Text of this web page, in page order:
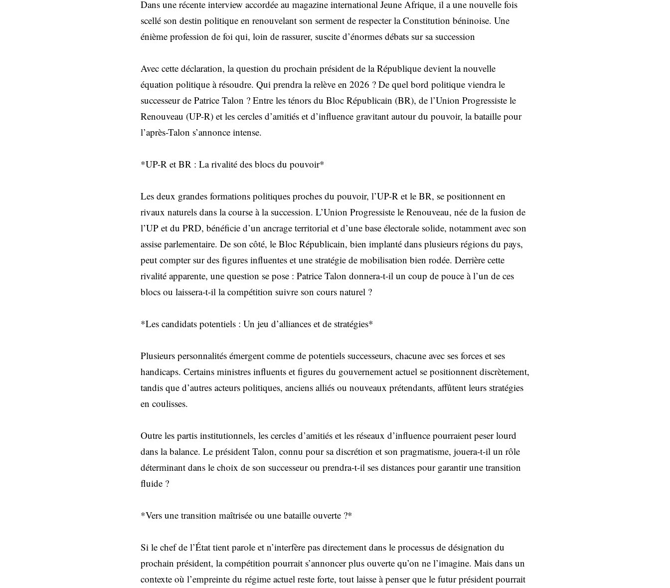
Dans une récente interview accordée au magazine international Jeune Afrique, il a une nouvelle fois
scellé son destin politique en renouvelant son serment de respecter la Constitution béninoise. Une
énième profession de foi qui, loin de rassurer, suscite d’énormes débats sur sa succession
Avec cette déclaration, la question du prochain président de la République devient la nouvelle
équation politique à résoudre. Qui prendra la relève en 2026 ? De quel bord politique viendra le
successeur de Patrice Talon ? Entre les ténors du Bloc Républicain (BR), de l’Union Progressiste le
Renouveau (UP-R) et les cercles d’amitiés et d’influence gravitant autour du pouvoir, la bataille pour
l’après-Talon s’annonce intense.
*UP-R et BR : La rivalité des blocs du pouvoir*
Les deux grandes formations politiques proches du pouvoir, l’UP-R et le BR, se positionnent en
rivaux naturels dans la course à la succession. L’Union Progressiste le Renouveau, née de la fusion de
l’UP et du PRD, bénéficie d’un ancrage territorial et d’une base électorale solide, notamment avec son
assise parlementaire. De son côté, le Bloc Républicain, bien implanté dans plusieurs régions du pays,
peut compter sur des figures influentes et une stratégie de mobilisation bien rodée. Derrière cette
rivalité apparente, une question se pose : Patrice Talon donnera-t-il un coup de pouce à l’un de ces
blocs ou laissera-t-il la compétition suivre son cours naturel ?
*Les candidats potentiels : Un jeu d’alliances et de stratégies*
Plusieurs personnalités émergent comme de potentiels successeurs, chacune avec ses forces et ses
handicaps. Certains ministres influents et figures du gouvernement actuel se positionnent discrètement,
tandis que d’autres acteurs politiques, anciens alliés ou nouveaux prétendants, affûtent leurs stratégies
en coulisses.
Outre les partis institutionnels, les cercles d’amitiés et les réseaux d’influence pourraient peser lourd
dans la balance. Le président Talon, connu pour sa discrétion et son pragmatisme, jouera-t-il un rôle
déterminant dans le choix de son successeur ou prendra-t-il ses distances pour garantir une transition
fluide ?
*Vers une transition maîtrisée ou une bataille ouverte ?*
Si le chef de l’État tient parole et n’interfère pas directement dans le processus de désignation du
prochain président, la compétition pourrait s’annoncer plus ouverte qu’on ne l’imagine. Mais dans un
contexte où l’empreinte du régime actuel reste forte, tout laisse à penser que le futur président pourrait